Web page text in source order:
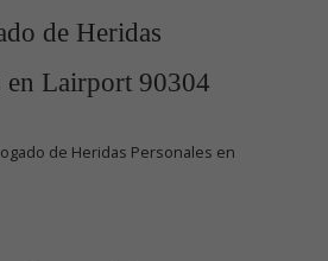
de Heridas
en Lairport 90304
de Heridas Personales en